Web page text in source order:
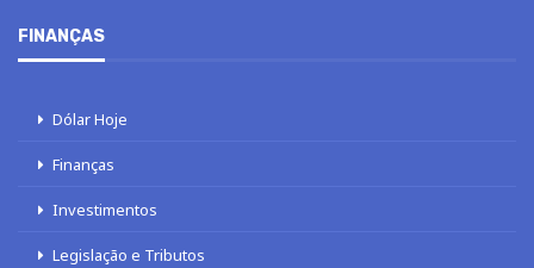
FINANÇAS
Dólar Hoje
Finanças
Investimentos
Legislação e Tributos